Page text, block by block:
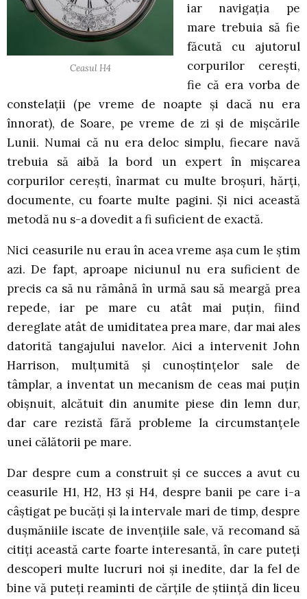
Ceasul H4
iar navigația pe
mare trebuia să fie
făcută cu ajutorul
corpurilor cerești,
fie că era vorba de
constelații (pe vreme de noapte și dacă nu era
înnorat), de Soare, pe vreme de zi și de mișcările
Lunii. Numai că nu era deloc simplu, fiecare navă
trebuia să aibă la bord un expert în mișcarea
corpurilor cerești, înarmat cu multe broșuri, hărți,
documente, cu foarte multe pagini. Și nici această
metodă nu s-a dovedit a fi suficient de exactă.
Nici ceasurile nu erau în acea vreme așa cum le știm
azi. De fapt, aproape niciunul nu era suficient de
precis ca să nu rămână în urmă sau să meargă prea
repede, iar pe mare cu atât mai puțin, fiind
dereglate atât de umiditatea prea mare, dar mai ales
datorită tangajului navelor. Aici a intervenit John
Harrison, mulțumită și cunoștințelor sale de
tâmplar, a inventat un mecanism de ceas mai puțin
obișnuit, alcătuit din anumite piese din lemn dur,
dar care rezistă fără probleme la circumstanțele
unei călătorii pe mare.
Dar despre cum a construit și ce succes a avut cu
ceasurile H1, H2, H3 și H4, despre banii pe care i-a
câștigat pe bucăți și la intervale mari de timp, despre
dușmăniile iscate de invențiile sale, vă recomand să
citiți această carte foarte interesantă, în care puteți
descoperi multe lucruri noi și inedite, dar la fel de
bine vă puteți reaminti de cărțile de știință din liceu